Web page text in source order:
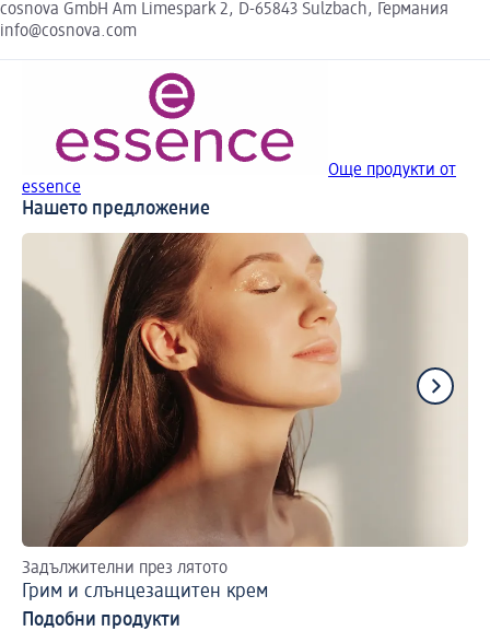
cosnova GmbH Am Limespark 2, D-65843 Sulzbach, Германия
info@cosnova.com
Още продукти от
essence
Нашето предложение
Задължителни през лятото
Грим и слънцезащитен крем
Подобни продукти